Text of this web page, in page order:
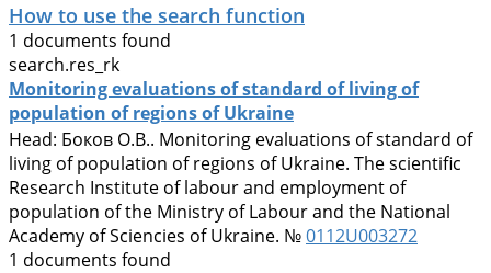
How to use the search function
1 documents found
search.res_rk
Monitoring evaluations of standard of living of
population of regions of Ukraine
Head: Боков О.В.. Monitoring evaluations of standard of
living of population of regions of Ukraine. The scientific
Research Institute of labour and employment of
population of the Ministry of Labour and the National
Academy of Sciencies of Ukraine. №0112U003272
1 documents found